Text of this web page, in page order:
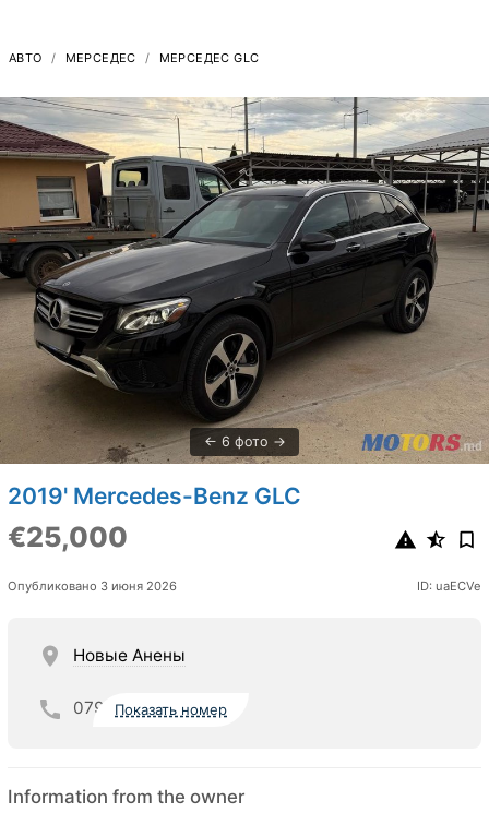
АВТО МЕРСЕДЕС МЕРСЕДЕС GLC
6 фото
2019' Mercedes-Benz GLC
€25,000
Опубликовано 3 июня 2026 ID: uaECVe
Новые Анены
079 Показать номер
Information from the owner